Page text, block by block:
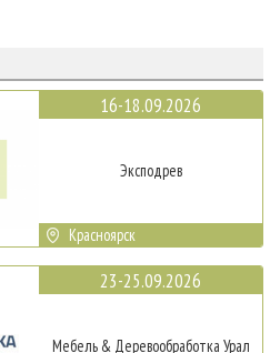
16-18.09.2026
Эксподрев
Красноярск
23-25.09.2026
Мебель & Деревообработка Урал